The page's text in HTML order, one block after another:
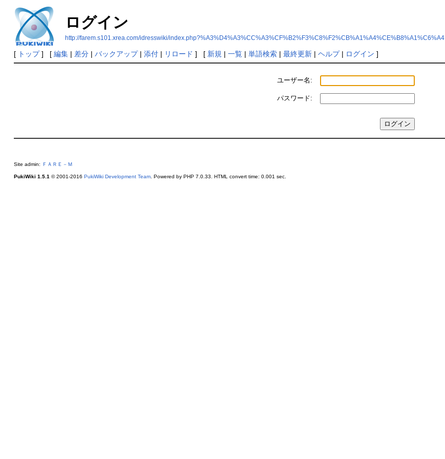
ログイン
http://farem.s101.xrea.com/idresswiki/index.php?%A3%D4%A3%CC%A3%CF%B2%F3%C8%F2%CB%A1%A4%CE%B8%A1%C6%A4
[ トップ] [ 編集| 差分| バックアップ| 添付| リロード ] [ 新規 | 一覧| 単語検索| 最終更新| ヘルプ| ログイン ]
ユーザー名:
パスワード:
Site admin: ＦＡＲＥ－Ｍ
PukiWiki 1.5.1 © 2001-2016 PukiWiki Development Team. Powered by PHP 7.0.33. HTML convert time: 0.001 sec.